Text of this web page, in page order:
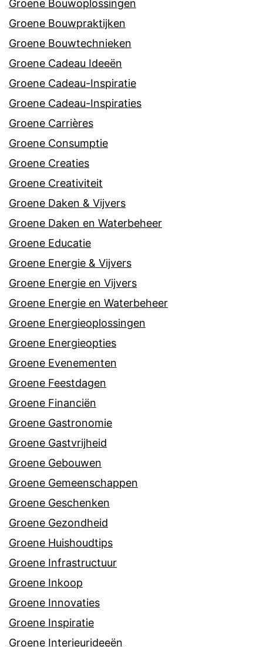
Groene Bouwoplossingen
Groene Bouwpraktijken
Groene Bouwtechnieken
Groene Cadeau Ideeën
Groene Cadeau-Inspiratie
Groene Cadeau-Inspiraties
Groene Carrières
Groene Consumptie
Groene Creaties
Groene Creativiteit
Groene Daken & Vijvers
Groene Daken en Waterbeheer
Groene Educatie
Groene Energie & Vijvers
Groene Energie en Vijvers
Groene Energie en Waterbeheer
Groene Energieoplossingen
Groene Energieopties
Groene Evenementen
Groene Feestdagen
Groene Financiën
Groene Gastronomie
Groene Gastvrijheid
Groene Gebouwen
Groene Gemeenschappen
Groene Geschenken
Groene Gezondheid
Groene Huishoudtips
Groene Infrastructuur
Groene Inkoop
Groene Innovaties
Groene Inspiratie
Groene Interieurideeën